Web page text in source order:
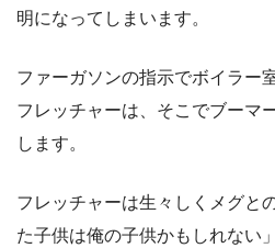
明になってしまいます。
ファーガソンの指示でボイラー
フレッチャーは、そこでブーマ
します。
フレッチャーは生々しくメグと
た子供は俺の子供かもしれない